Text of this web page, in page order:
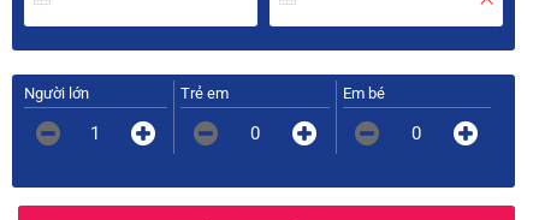
Người lớn
1
Trẻ em
0
Em bé
0